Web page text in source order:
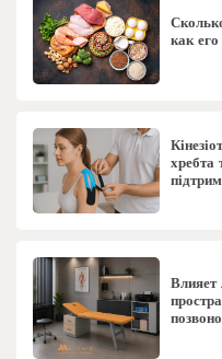
как
хребта
Влияет